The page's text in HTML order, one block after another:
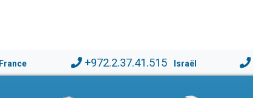
France +972.2.37.41.515 Israël